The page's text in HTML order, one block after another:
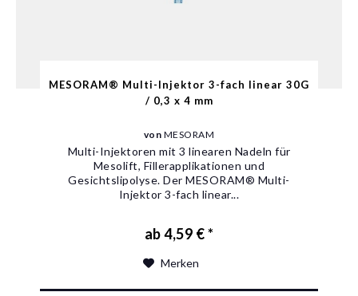
MESORAM® Multi-Injektor 3-fach linear 30G
/ 0,3 x 4 mm
von MESORAM
Multi-Injektoren mit 3 linearen Nadeln für
Mesolift, Fillerapplikationen und
Gesichtslipolyse. Der MESORAM® Multi-
Injektor 3-fach linear...
ab 4,59 € *
Merken